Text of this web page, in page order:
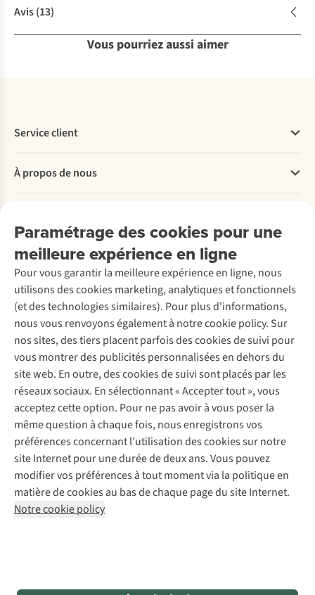
Avis(13)
Vous pourriez aussi aimer
Paramétrage des cookies pour une
meilleure expérience en ligne
Pour vous garantir la meilleure expérience en ligne, nous
utilisons des cookies marketing, analytiques et fonctionnels
(et des technologies similaires). Pour plus d'informations,
nous vous renvoyons également à notre cookie policy. Sur
nos sites, des tiers placent parfois des cookies de suivi pour
vous montrer des publicités personnalisées en dehors du
site web. En outre, des cookies de suivi sont placés par les
réseaux sociaux. En sélectionnant « Accepter tout », vous
acceptez cette option. Pour ne pas avoir à vous poser la
même question à chaque fois, nous enregistrons vos
préférences concernant l’utilisation des cookies sur notre
site Internet pour une durée de deux ans. Vous pouvez
modifier vos préférences à tout moment via la politique en
matière de cookies au bas de chaque page du site Internet.
Notre cookie policy
Service client
Commander
Payer
Retourner
Rétractation d'une commande
Entretien & réparations
Garantie
Contactez-nous
À propos de nous
Entreprise responsable
À propos d’Ayacucho
Nos magasins
À propos d’A.S.Adventure
Déclaration d'accessibilité
Location / Location sports d’hiver
Seconde-main
Entretien de ski
Service de lavage
Entretien de chaussures
Réparation de chaussures
Réparation de vêtements
Retouches
Pour les entreprises
Découvrez
A.S.Magazine
Explore Camp
Expertise & conseils
Abonnez-vous à la newsletter
Suivez-nous
Mentions légales
Politique de confidentialité
Conditions générales
Cookie Policy